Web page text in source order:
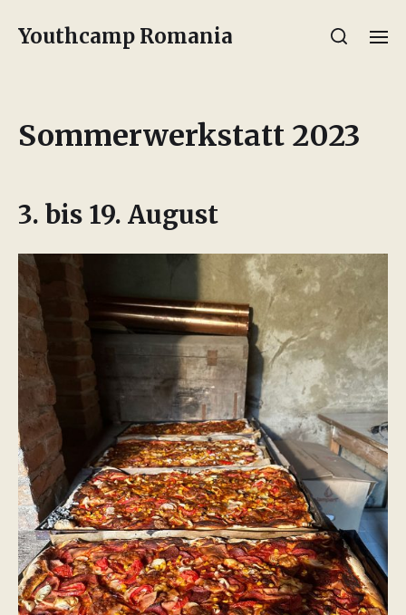
Youthcamp Romania
Sommerwerkstatt 2023
3. bis 19. August